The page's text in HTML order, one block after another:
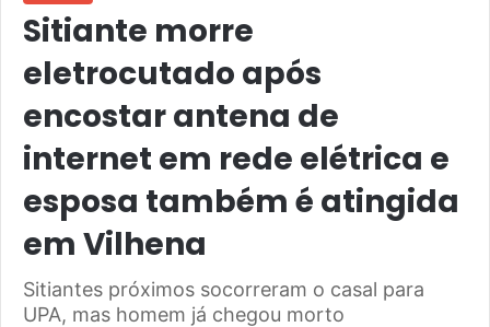
Sitiante morre
eletrocutado após
encostar antena de
internet em rede elétrica e
esposa também é atingida
em Vilhena
Sitiantes próximos socorreram o casal para
UPA, mas homem já chegou morto